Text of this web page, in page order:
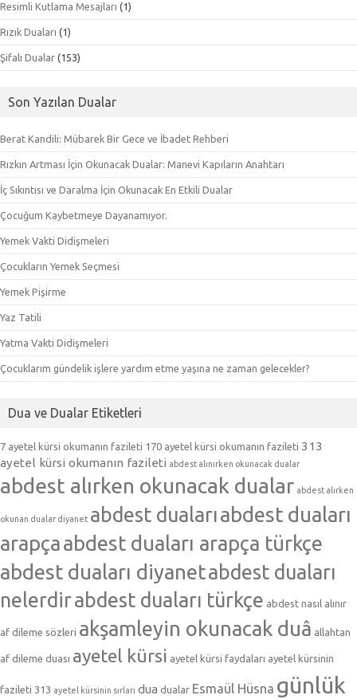
Resimli Kutlama Mesajları (1)
Rızık Duaları (1)
Şifalı Dualar (153)
Son Yazılan Dualar
Berat Kandili: Mübarek Bir Gece ve İbadet Rehberi
Rızkın Artması İçin Okunacak Dualar: Manevi Kapıların Anahtarı
İç Sıkıntısı ve Daralma İçin Okunacak En Etkili Dualar
Çocuğum Kaybetmeye Dayanamıyor.
Yemek Vakti Didişmeleri
Çocukların Yemek Seçmesi
Yemek Pişirme
Yaz Tatili
Yatma Vakti Didişmeleri
Çocuklarım gündelik işlere yardım etme yaşına ne zaman gelecekler?
Dua ve Dualar Etiketleri
7 ayetel kürsi okumanın fazileti 170 ayetel kürsi okumanın fazileti 313
ayetel kürsi okumanın fazileti abdest alınırken okunacak dualar
abdest alırken okunacak dualar abdest alırken
okunan dualar diyanet abdest dualarıabdest duaları
arapçaabdest duaları arapça türkçe
abdest duaları diyanetabdest duaları
nelerdirabdest duaları türkçe abdest nasıl alınır
af dileme sözleri akşamleyin okunacak duâ allahtan
af dileme duası ayetel kürsi ayetel kürsi faydaları ayetel kürsinin
fazileti 313 ayetel kürsinin sırları dua dualar Esmaül Hüsna günlük